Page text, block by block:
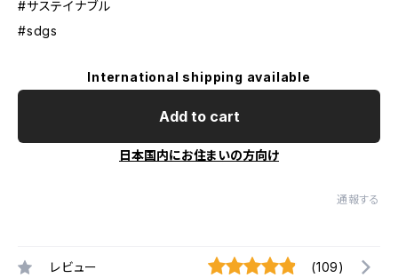
#サステイナブル
#sdgs
International shipping available
Add to cart
日本国内にお住まいの方向け
通報する
レビュー (109)